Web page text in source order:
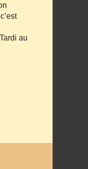
au